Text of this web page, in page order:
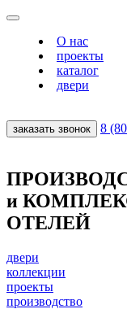
О нас
проекты
каталог
двери
заказать звонок 8
и
ОТЕЛЕЙ
двери
коллекции
проекты
производство